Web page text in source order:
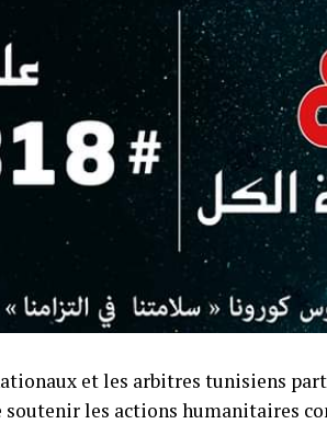
et les arbitres tunisiens
soutenir les actions humanitaires